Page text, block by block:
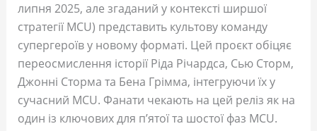
липня 2025, але згаданий у контексті ширшої
стратегії MCU) представить культову команду
супергероїв у новому форматі. Цей проєкт обіцяє
переосмислення історії Ріда Річардса, Сью Сторм,
Джонні Сторма та Бена Грімма, інтегруючи їх у
сучасний MCU. Фанати чекають на цей реліз як на
один із ключових для п’ятої та шостої фаз MCU.